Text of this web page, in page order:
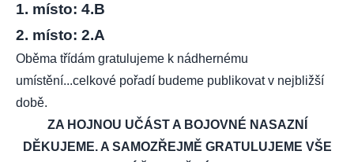
1. místo: 4.B
2. místo: 2.A
Oběma třídám gratulujeme k nádhernému
umístění...celkové pořadí budeme publikovat v nejbližší
době.
ZA HOJNOU UČÁST A BOJOVNÉ NASAZNÍ
DĚKUJEME. A SAMOZŘEJMĚ GRATULUJEME VŠE